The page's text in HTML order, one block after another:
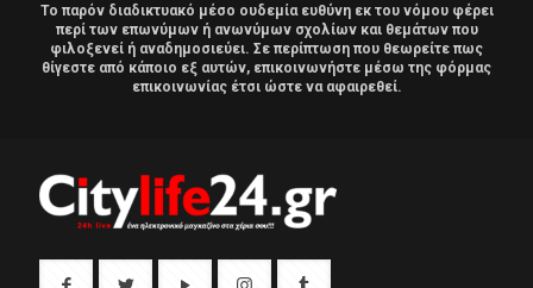
Το παρόν διαδικτυακό μέσο ουδεμία ευθύνη εκ του νόμου φέρει
περί των επωνύμων ή ανωνύμων σχολίων και θεμάτων που
φιλοξενεί ή αναδημοσιεύει. Σε περίπτωση που θεωρείτε πως
θίγεστε από κάποιο εξ αυτών, επικοινωνήστε μέσω της φόρμας
επικοινωνίας έτσι ώστε να αφαιρεθεί.